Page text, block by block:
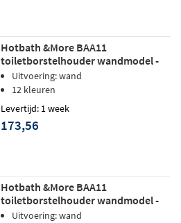
Hotbath &More BAA11
toiletborstelhouder wandmodel -
chroom
Uitvoering: wand
12 kleuren
Levertijd: 1 week
173,56
Hotbath &More BAA11
toiletborstelhouder wandmodel -
Geborsteld nikkel
Uitvoering: wand